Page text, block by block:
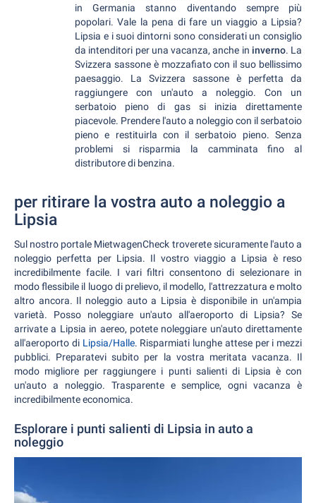
in Germania stanno diventando sempre più
popolari. Vale la pena di fare un viaggio a Lipsia?
Lipsia e i suoi dintorni sono considerati un consiglio
da intenditori per una vacanza, anche in inverno. La
Svizzera sassone è mozzafiato con il suo bellissimo
paesaggio. La Svizzera sassone è perfetta da
raggiungere con un'auto a noleggio. Con un
serbatoio pieno di gas si inizia direttamente
piacevole. Prendere l'auto a noleggio con il serbatoio
pieno e restituirla con il serbatoio pieno. Senza
problemi si risparmia la camminata fino al
distributore di benzina.
per ritirare la vostra auto a noleggio a
Lipsia
Sul nostro portale MietwagenCheck troverete sicuramente l'auto a
noleggio perfetta per Lipsia. Il vostro viaggio a Lipsia è reso
incredibilmente facile. I vari filtri consentono di selezionare in
modo flessibile il luogo di prelievo, il modello, l'attrezzatura e molto
altro ancora. Il noleggio auto a Lipsia è disponibile in un'ampia
varietà. Posso noleggiare un'auto all'aeroporto di Lipsia? Se
arrivate a Lipsia in aereo, potete noleggiare un'auto direttamente
all'aeroporto di Lipsia/Halle. Risparmiati lunghe attese per i mezzi
pubblici. Preparatevi subito per la vostra meritata vacanza. Il
modo migliore per raggiungere i punti salienti di Lipsia è con
un'auto a noleggio. Trasparente e semplice, ogni vacanza è
incredibilmente economica.
Esplorare i punti salienti di Lipsia in auto a
noleggio